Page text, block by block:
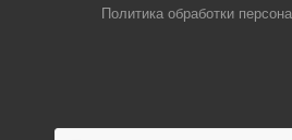
Политика обработки